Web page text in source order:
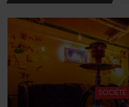
SOCIÉTÉ